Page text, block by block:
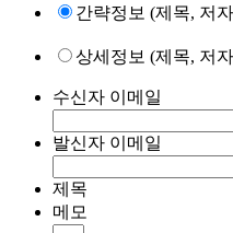
간략정보 (제목, 저
상세정보 (제목, 저
수신자 이메일
발신자 이메일
제목
메모